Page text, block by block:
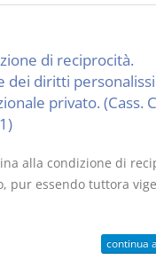
di reciprocità.
dei diritti
privato. (Cass.
alla condizione di
pur essendo tuttora
continua